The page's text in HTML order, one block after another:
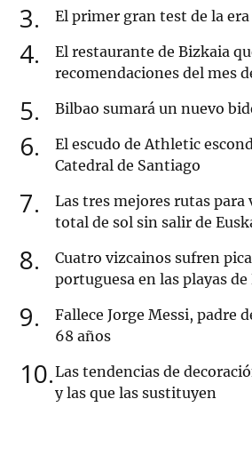
3 El primer gran test de la
4
El restaurante de Bizkaia
recomendaciones del mes
5 Bilbao sumará un nuevo
6
El escudo de Athletic
Catedral de Santiago
7
Las tres mejores rutas para
total de sol sin salir de
8
Cuatro vizcainos sufren
portuguesa en las playas
9
Fallece Jorge Messi, padre
68 años
10 Las tendencias de
y las que las sustituyen